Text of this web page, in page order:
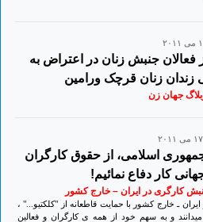
فعالان جنبش زنان در اعتراض به
زندان زنان قرچک ورامین
جهان زن
اسلامی، از حقوق کارگران
کار دفاع نمائیم!
کارگری در ایران – خارج کشور
ـ خارج کشور با حمایت قاطعانه از "کلکتیو..." ،
و به سهم خود از همه ی کارگران و فعالین